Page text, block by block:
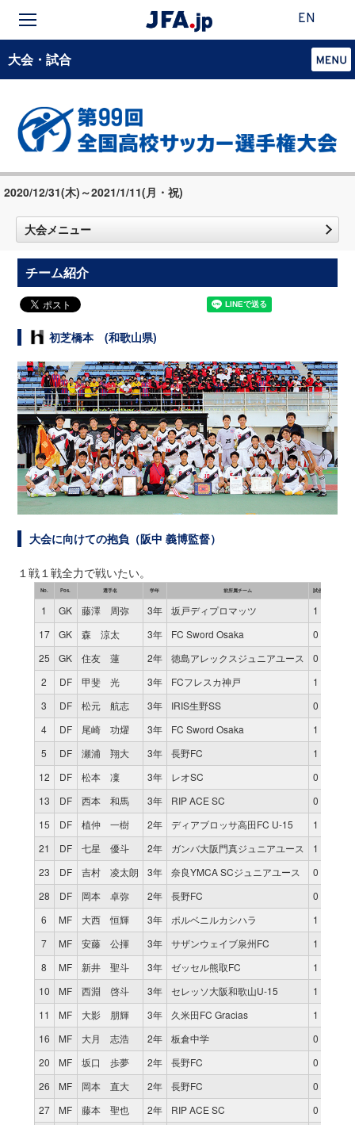
EN
大会・試合
2020/12/31(木)～2021/1/11(月・祝)
大会メニュー
チーム紹介
初芝橋本 (和歌山県)
大会に向けての抱負（阪中 義博監督）
１戦１戦全力で戦いたい。
No. Pos. 選手名 学年 前所属チーム 試合
1 GK 藤澤 周弥 3年 坂戸ディプロマッツ 1
17
GK 森 涼太 3年 FC Sword Osaka 0
25
GK 住友 蓮 2年 徳島アレックスジュニアユース 0
2
DF 甲斐 光 3年 FCフレスカ神戸 1
3
DF 松元 航志 3年 IRIS生野SS 0
4
DF 尾崎 功燿 3年 FC Sword Osaka 1
5
DF 瀬浦 翔大 3年 長野FC 1
12
DF 松本 凜 3年 レオSC 0
13
DF 西本 和馬 3年 RIP ACE SC 0
15
DF 植仲 一樹 2年 ディアブロッサ高田FC U-15 1
21
DF 七星 優斗 2年 ガンバ大阪門真ジュニアユース 1
23
DF 吉村 凌太朗 3年 奈良YMCA SCジュニアユース 0
28
DF 岡本 卓弥 2年 長野FC 0
6
MF 大西 恒輝 3年 ポルベニルカシハラ 1
7
MF 安藤 公揮 3年 サザンウェイブ泉州FC 1
8
MF 新井 聖斗 3年 ゼッセル熊取FC 1
10
MF 西淵 啓斗 3年 セレッソ大阪和歌山U-15 1
11
MF 大影 朋輝 3年 久米田FC Gracias 1
16
MF 大月 志浩 2年 板倉中学 0
20
MF 坂口 歩夢 2年 長野FC 0
26
MF 岡本 直大 2年 長野FC 0
27
MF 藤本 聖也 2年 RIP ACE SC 0